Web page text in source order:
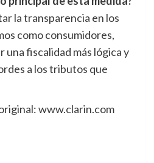
la transparencia en los
como consumidores,
fiscalidad más lógica y
a los tributos que
www.clarin.com